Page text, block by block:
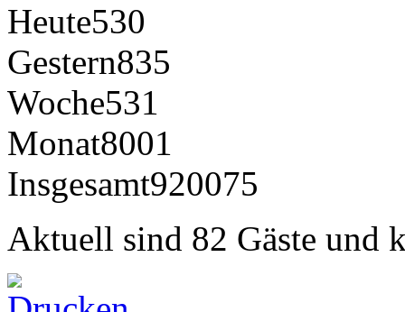
Heute530
Gestern835
Woche531
Monat8001
Insgesamt920075
Aktuell sind 82 Gäste und